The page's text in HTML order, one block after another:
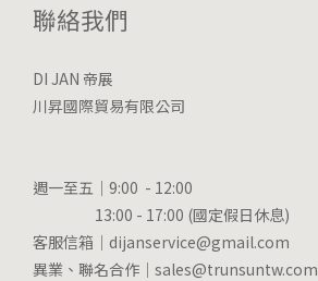
聯絡我們
DI JAN 帝展
川昇國際貿易有限公司
週一至五｜9:00 - 12:00
13:00 - 17:00 (國定假日休息)
客服信箱｜dijanservice@gmail.com
異業、聯名合作｜sales@trunsuntw.com